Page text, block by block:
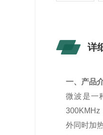
详
一、产品
微波是一
300KMHz
外同时加